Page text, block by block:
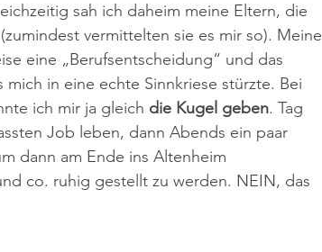
sah ich daheim meine Eltern, die
vermittelten sie es mir so). Meine
eine „Berufsentscheidung“ und das
in eine echte Sinnkriese stürzte. Bei
ich mir ja gleich die Kugel geben. Tag
Job leben, dann Abends ein paar
dann am Ende ins Altenheim
co. ruhig gestellt zu werden. NEIN, das